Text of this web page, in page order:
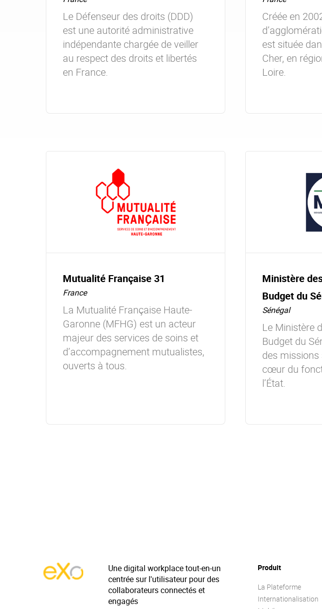
Le Défenseur des droits (DDD)
est une autorité administrative
indépendante chargée de veiller
au respect des droits et libertés
en France.
Créée en
est située
Cher, en
Loire.
Mutualité Française 31
France
La Mutualité Française Haute-
Garonne (MFHG) est un acteur
majeur des services de soins et
d’accompagnement mutualistes,
ouverts à tous.
Ministère
Budget du
Sénégal
Le Ministère
Budget du
des
cœur du
l’État.
Une digital workplace tout-en-un
centrée sur l'utilisateur pour des
collaborateurs connectés et
engagés
Produit
La Plateforme
Internationalisation